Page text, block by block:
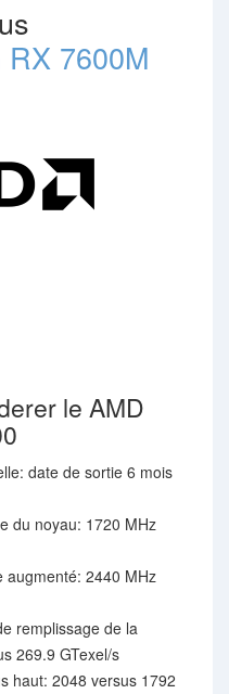
7600M
le AMD
date de sortie 6 mois
du noyau: 1720 MHz
augmenté: 2440 MHz
remplissage de la
269.9 GTexel/s
haut: 2048 versus 1792